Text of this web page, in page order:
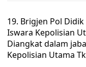
19. Brigjen Pol
Iswara Kepolisian
Diangkat dalam
Kepolisian Utama